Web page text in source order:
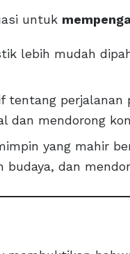
untuk
lebih mudah
tentang perjalanan
dan mendorong
yang mahir
dan